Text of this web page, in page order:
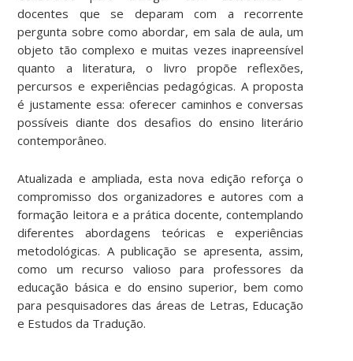
docentes que se deparam com a recorrente
pergunta sobre como abordar, em sala de aula, um
objeto tão complexo e muitas vezes inapreensível
quanto a literatura, o livro propõe reflexões,
percursos e experiências pedagógicas. A proposta
é justamente essa: oferecer caminhos e conversas
possíveis diante dos desafios do ensino literário
contemporâneo.
Atualizada e ampliada, esta nova edição reforça o
compromisso dos organizadores e autores com a
formação leitora e a prática docente, contemplando
diferentes abordagens teóricas e experiências
metodológicas. A publicação se apresenta, assim,
como um recurso valioso para professores da
educação básica e do ensino superior, bem como
para pesquisadores das áreas de Letras, Educação
e Estudos da Tradução.